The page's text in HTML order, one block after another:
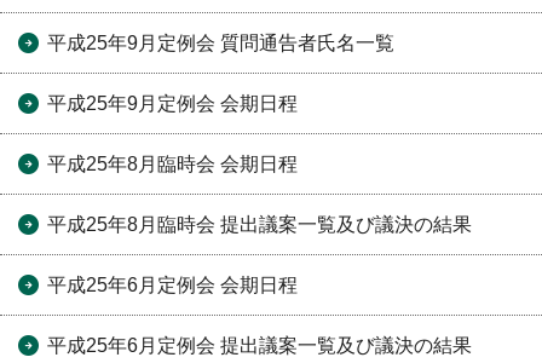
平成25年9月定例会 質問通告者氏名一覧
平成25年9月定例会 会期日程
平成25年8月臨時会 会期日程
平成25年8月臨時会 提出議案一覧及び議決の結果
平成25年6月定例会 会期日程
平成25年6月定例会 提出議案一覧及び議決の結果